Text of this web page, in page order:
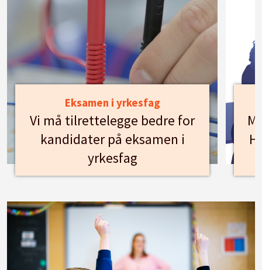
Eksamen i yrkesfag
Vi må tilrettelegge bedre for
kandidater på eksamen i
yrkesfag